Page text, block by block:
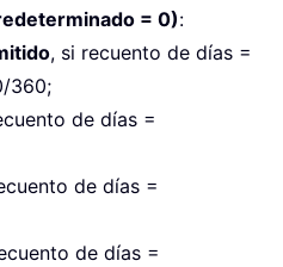
= 0):
, si recuento de días =
360;
de días =
de días =
de días =